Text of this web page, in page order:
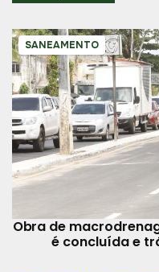
SANEAMENTO
Obra de
é concluída e